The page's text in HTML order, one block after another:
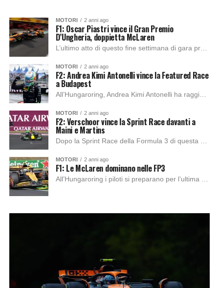
MOTORI 2 anni ago
F1: Oscar Piastri vince il Gran Premio
D’Ungheria, doppietta McLaren
L’ultimo atto di questo fine settimana di gara prevede obiettivi ben precisi per diversi team. Con la pausa estiva sempre più vicina e il campionato sempre...
MOTORI 2 anni ago
F2: Andrea Kimi Antonelli vince la Featured Race
a Budapest
All’Hungaroring, Andrea Kimi Antonelli ha raggiunto un traguardo importante vincendo la sua prima gara in Formula 2. La competizione, composta da 37 giri, è stata ricca...
MOTORI 2 anni ago
F2: Verschoor vince la Sprint Race davanti a
Maini e Martins
Dopo la Sprint Race della Formula 3 di questa mattina, adesso è il momento di scendere in pista per la classe propedeutica piu vicina alla Formula...
MOTORI 2 anni ago
F1: Le McLaren dominano nelle FP3
All’Hungaroring i piloti si preparano per l’ultima sessione di prove libere e appena l’attesa finisce la prima vettura che scende in pista è la C44 di...